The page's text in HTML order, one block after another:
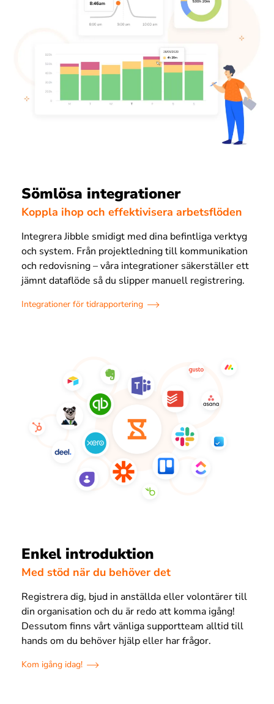
Sömlösa integrationer
Koppla ihop och effektivisera arbetsflöden
Integrera Jibble smidigt med dina befintliga verktyg
och system. Från projektledning till kommunikation
och redovisning – våra integrationer säkerställer ett
jämnt dataflöde så du slipper manuell registrering.
Integrationer för tidrapportering
Enkel introduktion
Med stöd när du behöver det
Registrera dig, bjud in anställda eller volontärer till
din organisation och du är redo att komma igång!
Dessutom finns vårt vänliga supportteam alltid till
hands om du behöver hjälp eller har frågor.
Kom igång idag!